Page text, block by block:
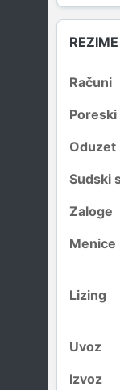
Računi
Poreski
Oduzet
Sudski
Zaloge
Menice
Lizing
Uvoz
Izvoz